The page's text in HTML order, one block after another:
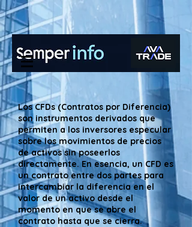
www.semperinfo.com
Los CFDs (Contratos por Diferencia)
son instrumentos derivados que
permiten a los inversores especular
sobre los movimientos de precios
de activos sin poseerlos
directamente. En esencia, un CFD es
un contrato entre dos partes para
intercambiar la diferencia en el
valor de un activo desde el
momento en que se abre el
contrato hasta que se cierra.